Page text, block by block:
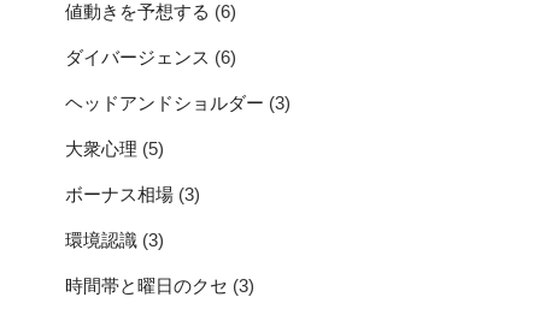
ダイバージェンス (6)
ヘッドアンドショルダー
大衆心理(5)
ボーナス相場
環境認識(3)
時間帯と曜日のクセ
ストップ狩り手法(5)